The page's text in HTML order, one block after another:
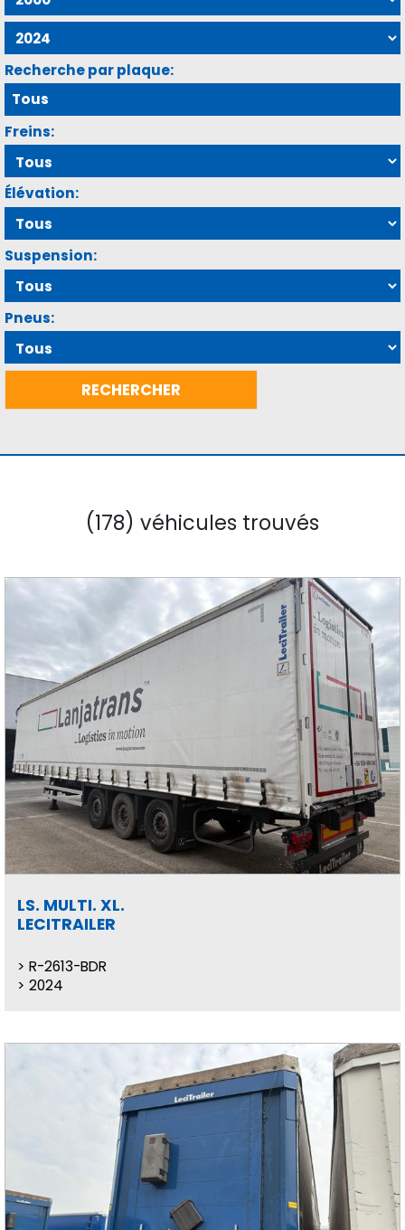
Recherche par plaque:
Freins:
Élévation:
Suspension:
Pneus:
(178) véhicules trouvés
LS. MULTI. XL.
LECITRAILER
R-2613-BDR
2024